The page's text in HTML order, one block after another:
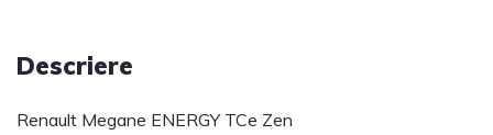
Descriere
Renault Megane ENERGY TCe Zen